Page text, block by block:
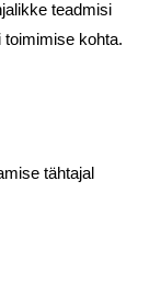
teadmisi
toimimise kohta.
tähtajal